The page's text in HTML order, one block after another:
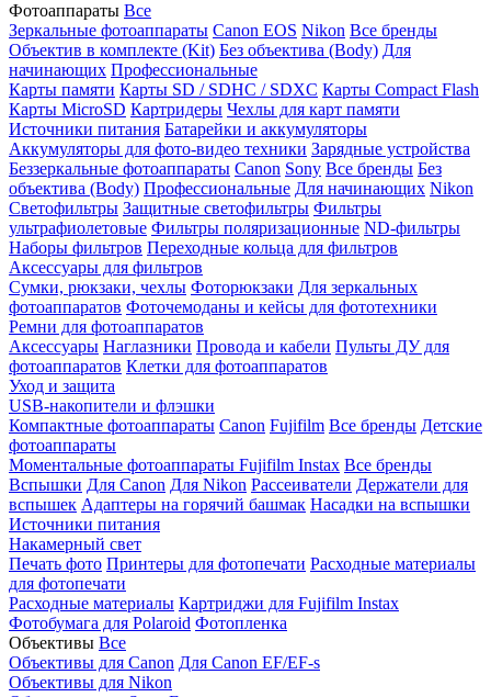
Фотоаппараты Все
Зеркальные фотоаппараты Canon EOS Nikon Все бренды
Объектив в комплекте (Kit) Без объектива (Body) Для
начинающих Профессиональные
Карты памяти Карты SD / SDHC / SDXC Карты Compact Flash
Карты MicroSD Картридеры Чехлы для карт памяти
Источники питания Батарейки и аккумуляторы
Аккумуляторы для фото-видео техники Зарядные устройства
Беззеркальные фотоаппараты Canon Sony Все бренды Без
объектива (Body) Профессиональные Для начинающих Nikon
Светофильтры Защитные светофильтры Фильтры
ультрафиолетовые Фильтры поляризационные ND-фильтры
Наборы фильтров Переходные кольца для фильтров
Аксессуары для фильтров
Сумки, рюкзаки, чехлы Фоторюкзаки Для зеркальных
фотоаппаратов Фоточемоданы и кейсы для фототехники
Ремни для фотоаппаратов
Аксессуары Наглазники Провода и кабели Пульты ДУ для
фотоаппаратов Клетки для фотоаппаратов
Уход и защита
USB-накопители и флэшки
Компактные фотоаппараты Canon Fujifilm Все бренды Детские
фотоаппараты
Моментальные фотоаппараты Fujifilm Instax Все бренды
Вспышки Для Canon Для Nikon Рассеиватели Держатели для
вспышек Адаптеры на горячий башмак Насадки на вспышки
Источники питания
Накамерный свет
Печать фото Принтеры для фотопечати Расходные материалы
для фотопечати
Расходные материалы Картриджи для Fujifilm Instax
Фотобумага для Polaroid Фотопленка
Объективы Все
Объективы для Canon Для Canon EF/EF-s
Объективы для Nikon